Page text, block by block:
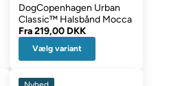
DogCopenhagen Urban
Classic™ Halsbånd Mocca
Fra219,00 DKK
Vælg variant